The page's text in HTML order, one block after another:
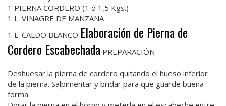
1 PIERNA CORDERO (1 ó 1,5 Kgs.)
1 L. VINAGRE DE MANZANA
1 L. CALDO BLANCO Elaboración de Pierna de
Cordero Escabechada PREPARACIÓN
Deshuesar la pierna de cordero quitando el hueso inferior
de la pierna. Salpimentar y bridar para que guarde buena
forma.